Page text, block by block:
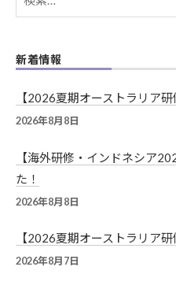
索:
新着情報
【2026夏期オーストラリア
2026年8月8日
【海外研修・インドネシア
た！
2026年8月8日
【2026夏期オーストラリア
2026年8月7日